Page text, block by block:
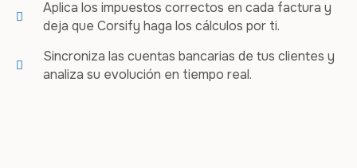
Aplica los impuestos correctos en cada factura y
deja que Corsify haga los cálculos por ti.
Sincroniza las cuentas bancarias de tus clientes y
analiza su evolución en tiempo real.